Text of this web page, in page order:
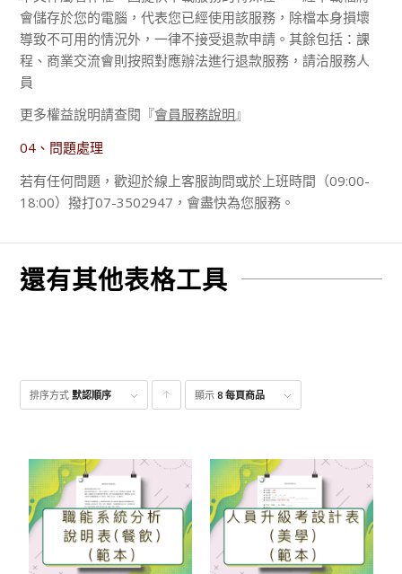
會儲存於您的電腦，代表您已經使用該服務，除檔本身損壞
導致不可用的情況外，一律不接受退款申請。其餘包括：課
程、商業交流會則按照對應辦法進行退款服務，請洽服務人
員
更多權益說明請查閱『會員服務說明』
04、問題處理
若有任何問題，歡迎於線上客服詢問或於上班時間（09:00-
18:00）撥打07-3502947，會盡快為您服務。
還有其他表格工具
排序方式默認順序 點
品
顯示8 每頁商品